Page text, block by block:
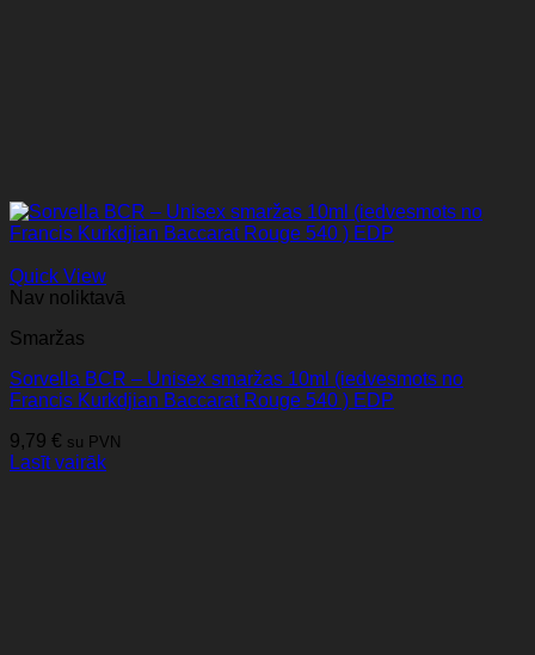
Quick View
Nav noliktavā
Smaržas
Sorvella BCR – Unisex smaržas 10ml (iedvesmots no
Francis Kurkdjian Baccarat Rouge 540 ) EDP
9,79 € su PVN
Lasīt vairāk